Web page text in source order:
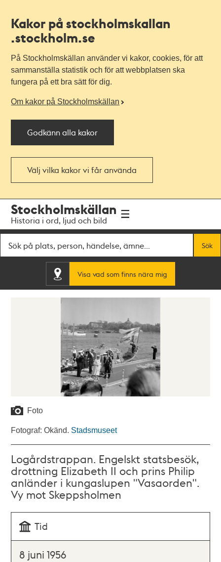
Kakor på stockholmskallan
.stockholm.se
På Stockholmskällan använder vi kakor, cookies, för att
sammanställa statistik och för att webbplatsen ska
fungera på ett bra sätt för dig.
Om kakor på Stockholmskällan
Godkänn alla kakor
Välj vilka kakor vi får använda
navigationen
huvudinnehållet
Stockholmskällan
Historia i ord, ljud och bild
Sök
Visa vad som finns nära mig
Foto
Fotograf: Okänd. Stadsmuseet
Logårdstrappan. Engelskt statsbesök,
drottning Elizabeth II och prins Philip
anländer i kungaslupen "Vasaorden".
Vy mot Skeppsholmen
Tid
8 juni 1956